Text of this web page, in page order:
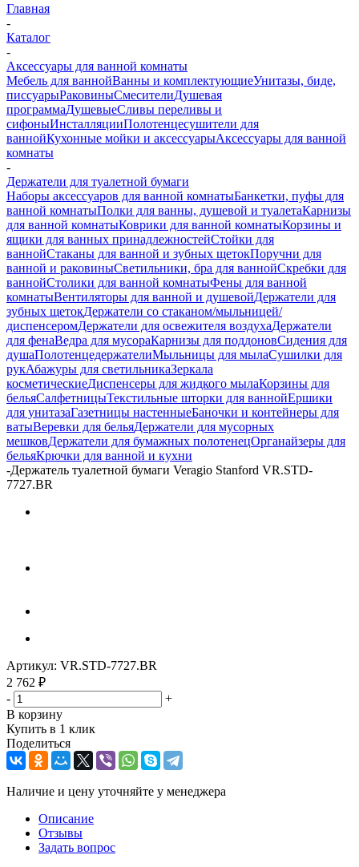
Главная
-
Каталог
-
Аксессуары для ванной комнаты
Мебель для ваннойВанны и комплектующиеУнитазы, биде,
писсуарыРаковиныСмесителиДушевая
программаДушевыеСливы переливы и
сифоныИнсталляцииПолотенцесушители для
ваннойКухонные мойки и аксессуарыАксессуары для ванной
комнаты
-
Держатели для туалетной бумаги
Наборы аксессуаров для ванной комнатыБанкетки, пуфы для
ванной комнатыПолки для ванны, душевой и туалетаКарнизы
для ванной комнатыКоврики для ванной комнатыКорзины и
ящики для ванных принадлежностейСтойки для
ваннойСтаканы для ванной и зубных щетокПоручни для
ванной и раковиныСветильники, бра для ваннойСкребки для
ваннойСтолики для ванной комнатыФены для ванной
комнатыВентиляторы для ванной и душевойДержатели для
зубных щетокДержатели со стаканом/мыльницей/
диспенсеромДержатели для освежителя воздухаДержатели
для фенаВедра для мусораКарнизы для поддоновСидения для
душаПолотенцедержателиМыльницы для мылаСушилки для
рукАбажуры для светильникаЗеркала
косметическиеДиспенсеры для жидкого мылаКорзины для
бельяСалфетницыТекстильные шторки для ваннойЕршики
для унитазаГазетницы настенныеБаночки и контейнеры для
ватыВеревки для бельяДержатели для мусорных
мешковДержатели для бумажных полотенецОрганайзеры для
бельяКрючки для ванной и кухни
-Держатель туалетной бумаги Veragio Stanford VR.STD-
7727.BR
Артикул: VR.STD-7727.BR
2 762 ₽
-
+
В корзину
Купить в 1 клик
Поделиться
Наличие и цену уточняйте у менеджера
Описание
Отзывы
Задать вопрос